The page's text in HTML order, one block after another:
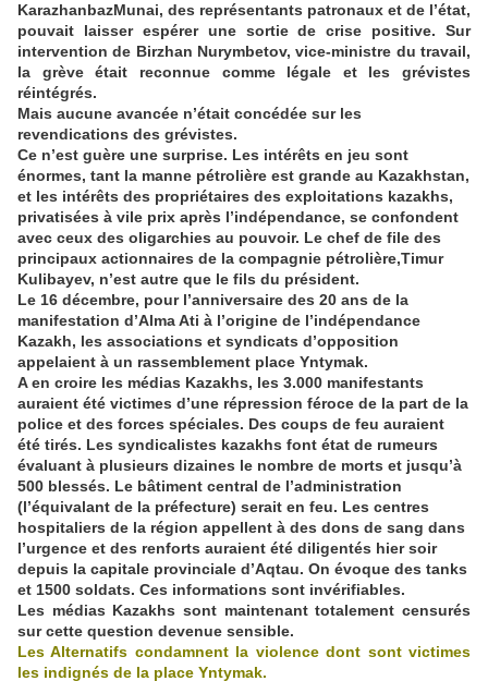
KarazhanbazMunai, des représentants patronaux et de l’état,
pouvait laisser espérer une sortie de crise positive. Sur
intervention de Birzhan Nurymbetov, vice-ministre du travail,
la grève était reconnue comme légale et les grévistes
réintégrés.
Mais aucune avancée n’était concédée sur les
revendications des grévistes.
Ce n’est guère une surprise. Les intérêts en jeu sont
énormes, tant la manne pétrolière est grande au Kazakhstan,
et les intérêts des propriétaires des exploitations kazakhs,
privatisées à vile prix après l’indépendance, se confondent
avec ceux des oligarchies au pouvoir. Le chef de file des
principaux actionnaires de la compagnie pétrolière,Timur
Kulibayev, n’est autre que le fils du président.
Le 16 décembre, pour l’anniversaire des 20 ans de la
manifestation d’Alma Ati à l’origine de l’indépendance
Kazakh, les associations et syndicats d’opposition
appelaient à un rassemblement place Yntymak.
A en croire les médias Kazakhs, les 3.000 manifestants
auraient été victimes d’une répression féroce de la part de la
police et des forces spéciales. Des coups de feu auraient
été tirés. Les syndicalistes kazakhs font état de rumeurs
évaluant à plusieurs dizaines le nombre de morts et jusqu’à
500 blessés. Le bâtiment central de l’administration
(l’équivalant de la préfecture) serait en feu. Les centres
hospitaliers de la région appellent à des dons de sang dans
l’urgence et des renforts auraient été diligentés hier soir
depuis la capitale provinciale d’Aqtau. On évoque des tanks
et 1500 soldats. Ces informations sont invérifiables.
Les médias Kazakhs sont maintenant totalement censurés
sur cette question devenue sensible.
Les Alternatifs condamnent la violence dont sont victimes
les indignés de la place Yntymak.